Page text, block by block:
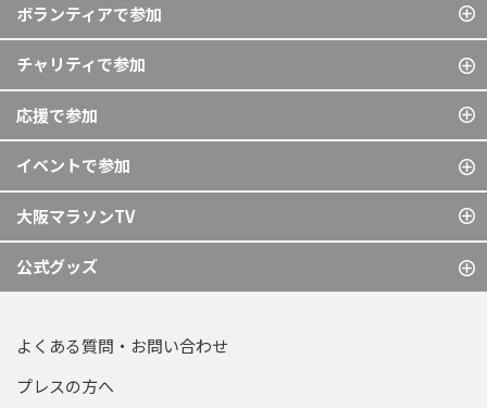
ボランティアで参加
チャリティで参加
応援で参加
イベントで参加
大阪マラソンTV
公式グッズ
よくある質問・お問い合わせ
プレスの方へ